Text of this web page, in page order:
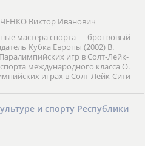
Виктор Иванович
мастера спорта — бронзовый
Кубка Европы (2002) В.
игр в Солт-Лейк-
международного класса О.
играх в Солт-Лейк-Сити
и спорту Республики